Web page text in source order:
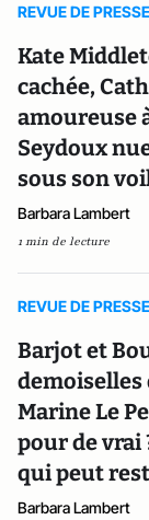
REVUE DE
Kate
cachée,
amoureuse
Seydoux
sous son
Barbara Lambert
1 min de lecture
REVUE DE
Barjot et
demoiselles
Marine Le
pour de vrai
qui peut
Barbara Lambert